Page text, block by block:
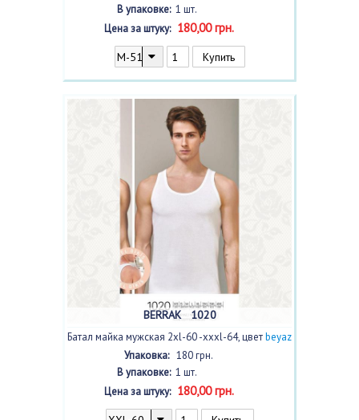
В упаковке:1 шт.
Цена за штуку:180,00 грн.
BERRAK 1020
Батал майка мужская 2xl-60 -xxxl-64, цветbeyaz
/белый/ с фото
Упаковка: 180 грн.
В упаковке:1 шт.
Цена за штуку:180,00 грн.